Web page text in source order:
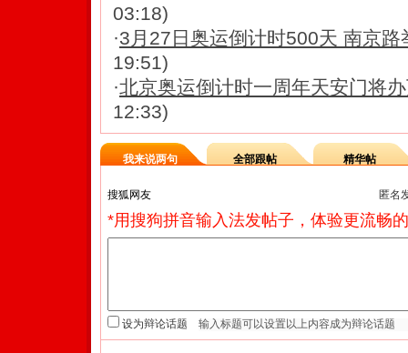
03:18)
·3月27日奥运倒计时500天 南京路
19:51)
·北京奥运倒计时一周年天安门将
12:33)
我来说两句 全部跟帖 精华帖
匿名
*用搜狗拼音输入法发帖子，体验更流畅
设为辩论话题